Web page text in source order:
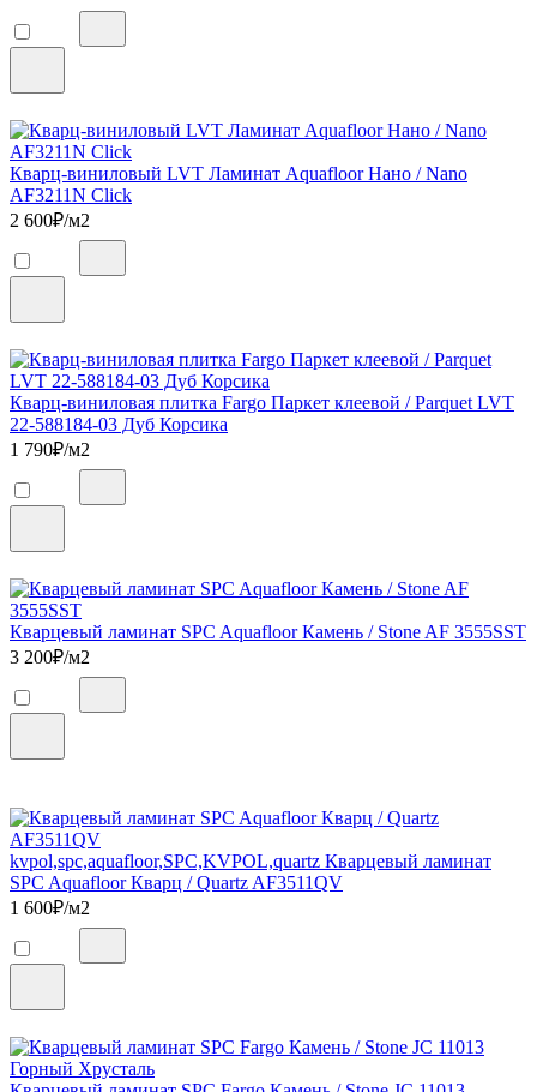
Кварц-виниловый LVT Ламинат Aquafloor Нано / Nano
AF3211N Click
2 600₽/м2
Кварц-виниловая плитка Fargo Паркет клеевой / Parquet LVT
22-588184-03 Дуб Корсика
1 790₽/м2
Кварцевый ламинат SPC Aquafloor Камень / Stone AF 3555SST
3 200₽/м2
kvpol,spc,aquafloor,SPC,KVPOL,quartz Кварцевый ламинат
SPC Aquafloor Кварц / Quartz AF3511QV
1 600₽/м2